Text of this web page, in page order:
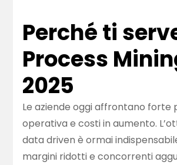
Perché ti
Process
2025
Le aziende oggi affrontano forte
operativa e costi in aumento.
data driven è ormai
margini ridotti e concorrenti